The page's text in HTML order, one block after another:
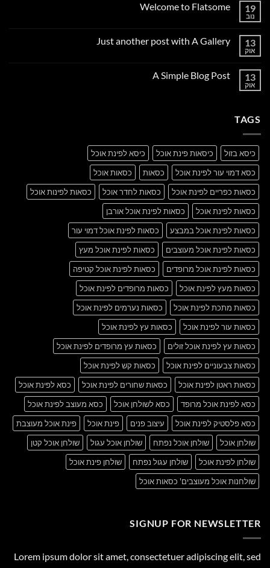
19
נוב
Welcome to Flatsome
Welcome
13
אוק
Just another post with A Gallery
Just
13
אוק
A Simple Blog Post
TAGS
כיסא בזול כיסאות פינת אוכל
כיסא לפינת אוכל
כסא דמוי עור לפינת אוכל
כסאות
כסאות אוכל
כסאות כפריים לפינת אוכל
כסאות לחדר אוכל
כסאות לפינות אוכל
כסאות לפינת אוכל
כסאות לפינת אוכל אורבן
כסאות לפינת אוכל במבצע
כסאות לפינת אוכל דמוי עור
כסאות לפינת אוכל מעוצבים
כסאות לפינת אוכל מעץ
כסאות לפינת אוכל מרופדים
כסאות לפינת אוכל קטיפה
כסאות מעץ לפינת אוכל
כסאות מרופדים לפינת אוכל
כסאות מתכת לפינת אוכל
כסאות נערמים לפינת אוכל
כסאות עור לפינת אוכל
כסאות עץ לפינת אוכל
כסאות עץ לפינת אוכל זולים
כסאות עץ מרופדים לפינת אוכל
כסאות צבעוניים לפינת אוכל
כסאות קש לפינת אוכל
כסאות ראטן לפינת אוכל
כסאות שחורים לפינת אוכל
כסא לפינת אוכל
כסא לפינת אוכל מרופד
כסא לשולחן אוכל
כסא מעוצב לפינת אוכל
כסא פלסטיק לפינת אוכל
עיצוב פנים פינת אוכל
פינת אוכל מעוצבת
שולחן אוכל
שולחן אוכל נפתח שולחן אוכל עגול
שולחן אוכל קטן
שולחן לפינת אוכל
שולחן עגול נפתח
שולחן פינת אוכל
שולחנות אוכל מעוצבים' כסאות אוכל
SIGNUP FOR NEWSLETTER
Lorem ipsum dolor sit amet, consectetuer adipiscing elit, sed